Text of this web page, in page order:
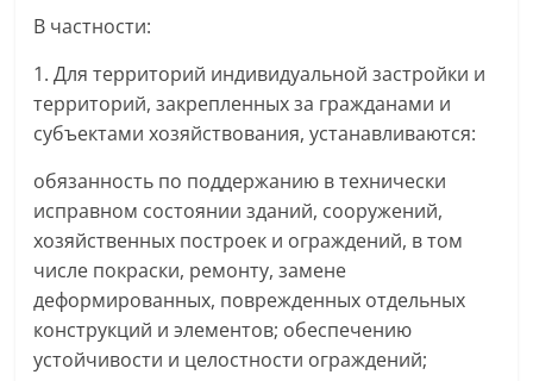
В частности:
1. Для территорий индивидуальной застройки и
территорий, закрепленных за гражданами и
субъектами хозяйствования, устанавливаются:
обязанность по поддержанию в технически
исправном состоянии зданий, сооружений,
хозяйственных построек и ограждений, в том
числе покраски, ремонту, замене
деформированных, поврежденных отдельных
конструкций и элементов; обеспечению
устойчивости и целостности ограждений;